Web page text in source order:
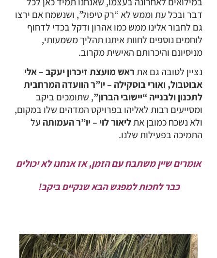
דבר ובכל עת וממש לא “רק טיפול”, ושנשמח אם ירצו
גם לחבור אלינו ממש כמו אהרון ודקל בכדי לדחוף
לוחמים נוספים לחוות איתנו תהליך משמעותי,
מניסיונם והיכרותם האישית מקרוב.
נציין לטובה גם אתראש מועצת זיכרון יעקב – אלי
אבוטבול, ואורי בוסקילה – יו”רהוועדה המרחבית
לתכנון ולבנייה “יישובי הברון”, שתומכים ביקב
ומסייעים רבות לאליהו בפרויקט המדהים שלו במקום,
ולא נשכח כמובן אתליאור לוי – יו”ר העמותה על
התמיכה בפעילות שלנו.
אומרים שיין משתבח עם הזמן, אז אנחנו לא יכולים
כבר לחכות למפגש הבא שנקיים ביקב!